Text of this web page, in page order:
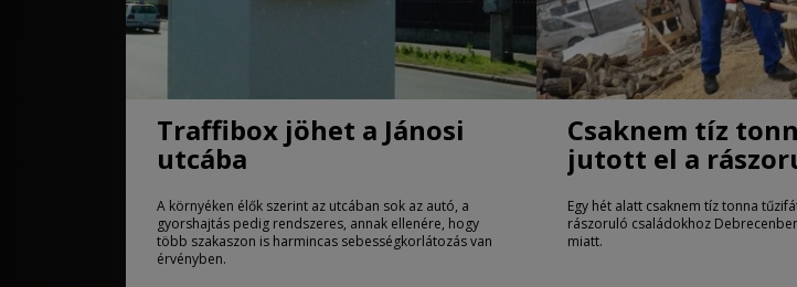
Traffibox jöhet a Jánosi
utcába
A környéken élők szerint az utcában sok az autó, a
gyorshajtás pedig rendszeres, annak ellenére, hogy
több szakaszon is harmincas sebességkorlátozás van
érvényben.
Csaknem tíz
jutott el a
Debrecenben
Egy hét alatt csaknem tíz tonna
rászoruló családokhoz
miatt.